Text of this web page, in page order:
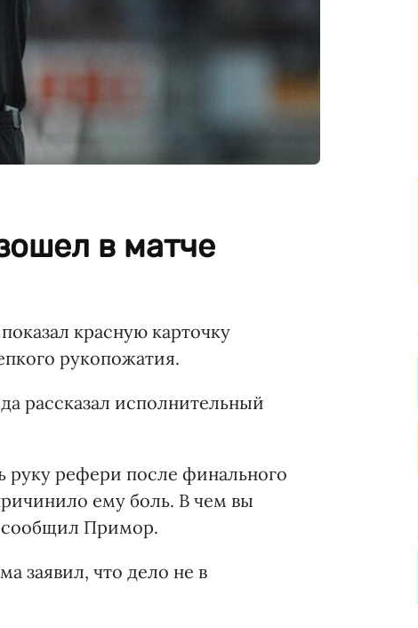
в матче
красную карточку
рукопожатия.
рассказал исполнительный
рефери после финального
ему боль. В чем вы
сообщил Примор.
заявил, что дело не в